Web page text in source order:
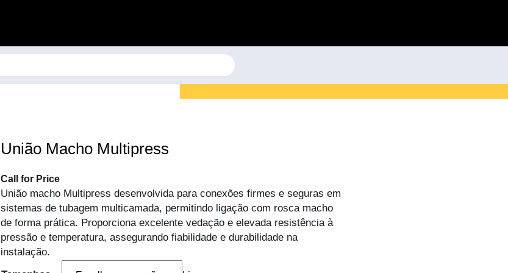
União Macho Multipress
Call for Price
União macho Multipress desenvolvida para conexões firmes e seguras em
sistemas de tubagem multicamada, permitindo ligação com rosca macho
de forma prática. Proporciona excelente vedação e elevada resistência à
pressão e temperatura, assegurando fiabilidade e durabilidade na
instalação.